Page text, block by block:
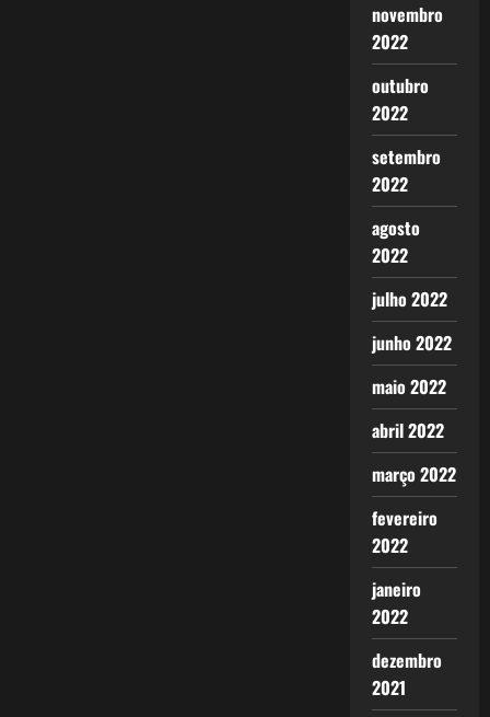
novembro
2022
outubro
2022
setembro
2022
agosto
2022
julho 2022
junho 2022
maio 2022
abril 2022
março 2022
fevereiro
2022
janeiro
2022
dezembro
2021